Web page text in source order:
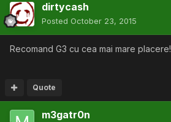
dirtycash
Posted October 23, 2015
Recomand G3 cu cea mai mare placere!
Quote
m3gatr0n